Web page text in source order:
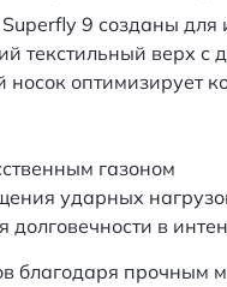
9 созданы
текстильный верх
оптимизирует
газоном
ударных
долговечности в
благодаря